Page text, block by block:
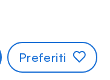
Preferiti